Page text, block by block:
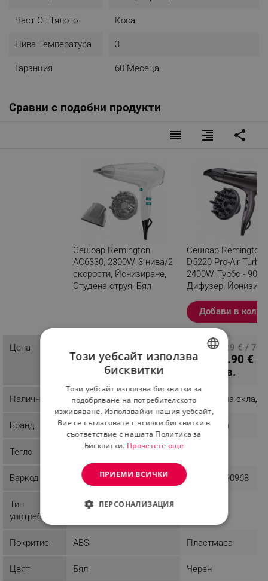
Част От Тялото Коса
Нива Температура 3
Гаранция 60 Месеца
Сравни с подобни продукти
reorder format_align_right share
Сешоар Remington
AC6330, 2300W, 3 нива/2
скорости, Йонизиране,
Студена струя, Бял
Сешоар Remington
D5220 Pro-Air Turbo,
2400W, Турбо - 90
Дифузер,
Добави в
Цена
лв.
ПЦД: 38.29 € /
лв.
31.90 € /
62.39 лв.
Наличност Последни бройки Налично на склад
Бранд Remington Remington
Тегло 1.14 kg
Баркод 4008496943289 4008496790968
Тип
употреба
Домашна
Покритие ABS Пластмаса
Цвят Бял Черен
ROMANIAN
Този уебсайт използва
бисквитки
Този уебсайт използва бисквитки за
подобряване на потребителското
изживяване. Използвайки нашия уебсайт,
Вие се съгласявате с всички бисквитки в
съответствие с нашата Политика за
Бисквитки. Прочетете още
ПРИЕМИ ВСИЧКИ
ПЕРСОНАЛИЗАЦИЯ
СТРОГО НЕОБХОДИМО
ТАРГЕТИРАНЕ